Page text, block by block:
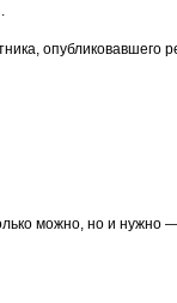
опубликовавшего
можно, но и нужно